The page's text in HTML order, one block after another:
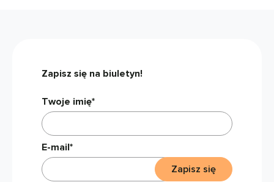
Zapisz się na biuletyn!
Twoje imię*
E-mail*
Zapisz się